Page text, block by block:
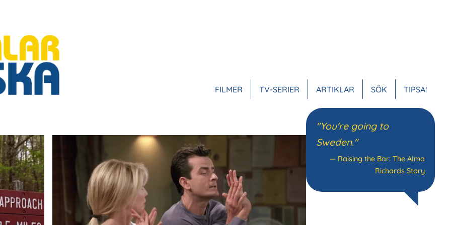
HUVUDMENY
FILMER TV-SERIER ARTIKLAR SÖK TIPSA!
"You're going to
Sweden."
— Raising the Bar: The Alma
Richards Story